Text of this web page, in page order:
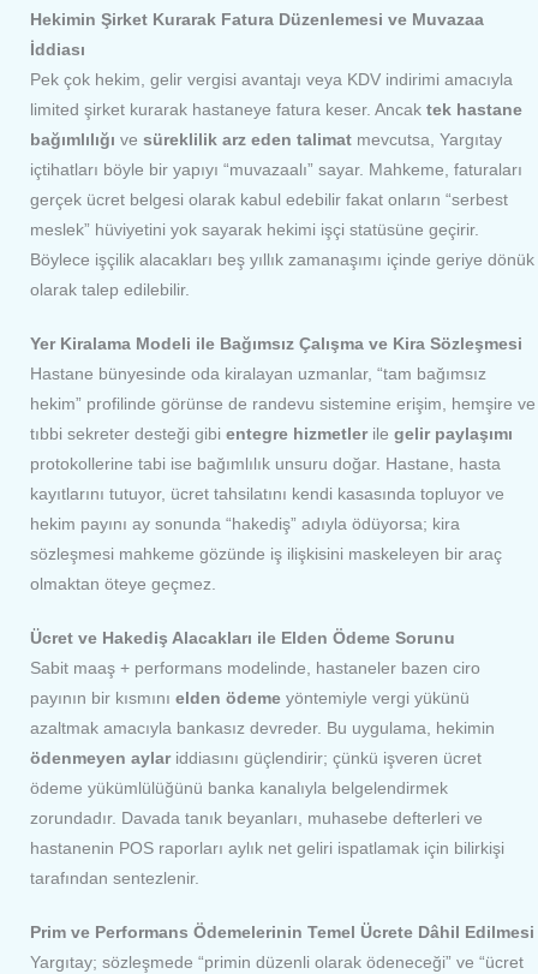
Hekimin Şirket Kurarak Fatura Düzenlemesi ve Muvazaa
İddiası
Pek çok hekim, gelir vergisi avantajı veya KDV indirimi amacıyla
limited şirket kurarak hastaneye fatura keser. Ancak tek hastane
bağımlılığı ve süreklilik arz eden talimat mevcutsa, Yargıtay
içtihatları böyle bir yapıyı “muvazaalı” sayar. Mahkeme, faturaları
gerçek ücret belgesi olarak kabul edebilir fakat onların “serbest
meslek” hüviyetini yok sayarak hekimi işçi statüsüne geçirir.
Böylece işçilik alacakları beş yıllık zamanaşımı içinde geriye dönük
olarak talep edilebilir.
Yer Kiralama Modeli ile Bağımsız Çalışma ve Kira Sözleşmesi
Hastane bünyesinde oda kiralayan uzmanlar, “tam bağımsız
hekim” profilinde görünse de randevu sistemine erişim, hemşire ve
tıbbi sekreter desteği gibi entegre hizmetlerile gelir paylaşımı
protokollerine tabi ise bağımlılık unsuru doğar. Hastane, hasta
kayıtlarını tutuyor, ücret tahsilatını kendi kasasında topluyor ve
hekim payını ay sonunda “hakediş” adıyla ödüyorsa; kira
sözleşmesi mahkeme gözünde iş ilişkisini maskeleyen bir araç
olmaktan öteye geçmez.
Ücret ve Hakediş Alacakları ile Elden Ödeme Sorunu
Sabit maaş + performans modelinde, hastaneler bazen ciro
payının bir kısmını elden ödeme yöntemiyle vergi yükünü
azaltmak amacıyla bankasız devreder. Bu uygulama, hekimin
ödenmeyen aylariddiasını güçlendirir; çünkü işveren ücret
ödeme yükümlülüğünü banka kanalıyla belgelendirmek
zorundadır. Davada tanık beyanları, muhasebe defterleri ve
hastanenin POS raporları aylık net geliri ispatlamak için bilirkişi
tarafından sentezlenir.
Prim ve Performans Ödemelerinin Temel Ücrete Dâhil Edilmesi
Yargıtay; sözleşmede “primin düzenli olarak ödeneceği” ve “ücret